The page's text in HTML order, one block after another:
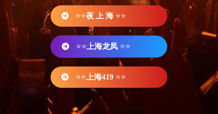
⭐⭐夜 上 海 ⭐⭐
⭐⭐ 上海龙凤 ⭐⭐
⭐⭐ 上海419 ⭐⭐